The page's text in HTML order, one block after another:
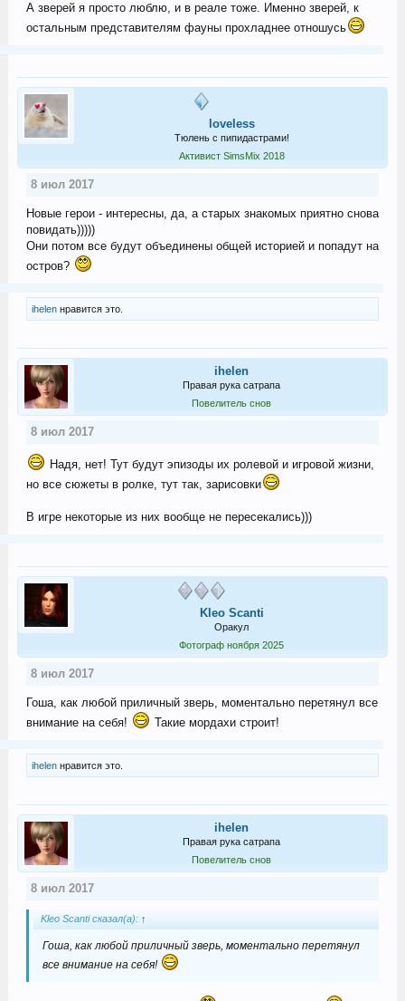
А зверей я просто люблю, и в реале тоже. Именно зверей, к
остальным представителям фауны прохладнее отношусь
loveless
Тюлень с пипидастрами!
Активист SimsMix 2018
8 июл 2017
Новые герои - интересны, да, а старых знакомых приятно снова
повидать)))))
Они потом все будут объединены общей историей и попадут на
остров?
ihelenнравится это.
ihelen
Правая рука сатрапа
Повелитель снов
8 июл 2017
Надя, нет! Тут будут эпизоды их ролевой и игровой жизни,
но все сюжеты в ролке, тут так, зарисовки
В игре некоторые из них вообще не пересекались)))
Kleo Scanti
Оракул
Фотограф ноября 2025
8 июл 2017
Гоша, как любой приличный зверь, моментально перетянул все
внимание на себя!
Такие мордахи строит!
ihelenнравится это.
ihelen
Правая рука сатрапа
Повелитель снов
8 июл 2017
Kleo Scanti сказал(а): ↑
Гоша, как любой приличный зверь, моментально перетянул
все внимание на себя!